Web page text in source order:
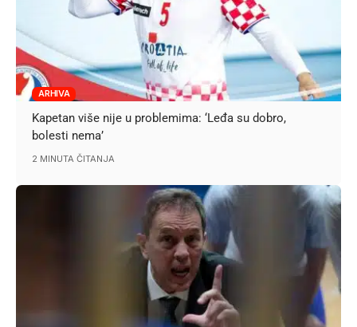
ARHIVA
Kapetan više nije u problemima: ‘Leđa su dobro,
bolesti nema’
2 MINUTA ČITANJA